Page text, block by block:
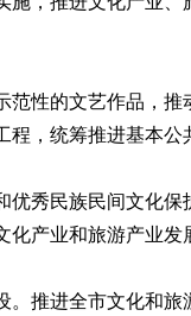
性的文艺作品，推
，统筹推进基本公
秀民族民间文化保
产业和旅游产业
推进全市文化和